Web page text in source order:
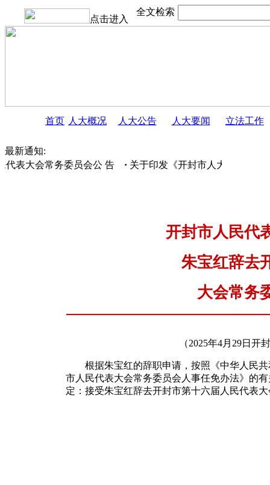
点击进入
全文检索
首页 人大概况 人大公告 人大要闻 立法工作
最新通知:
表大会常务委员会公 告
关于印发《开封市人大常委会〈
开封市人民代
朱宝红辞去
大会常务
（2025年4月29日开封
根据朱宝红的辞职申请，按照《中华人民共
市人民代表大会常务委员会人事任免办法》的
定：接受朱宝红辞去开封市第十六届人民代表